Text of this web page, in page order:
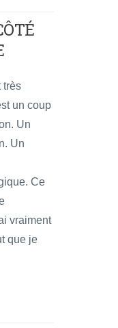
très
un coup
Un
Un
Ce
vraiment
que je